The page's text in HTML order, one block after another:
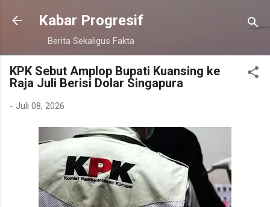
Langsung ke konten utama
Kabar Progresif
Berita Sekaligus Fakta
KPK Sebut Amplop Bupati Kuansing ke
Raja Juli Berisi Dolar Singapura
- Juli 08, 2026